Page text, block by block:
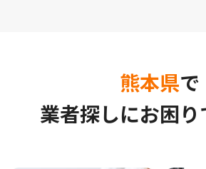
熊本県で
業者探しにお困り